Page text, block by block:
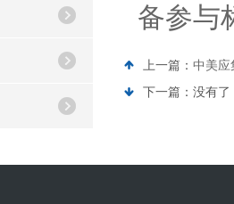
备参与
上一篇： 中美应
下一篇：没有了